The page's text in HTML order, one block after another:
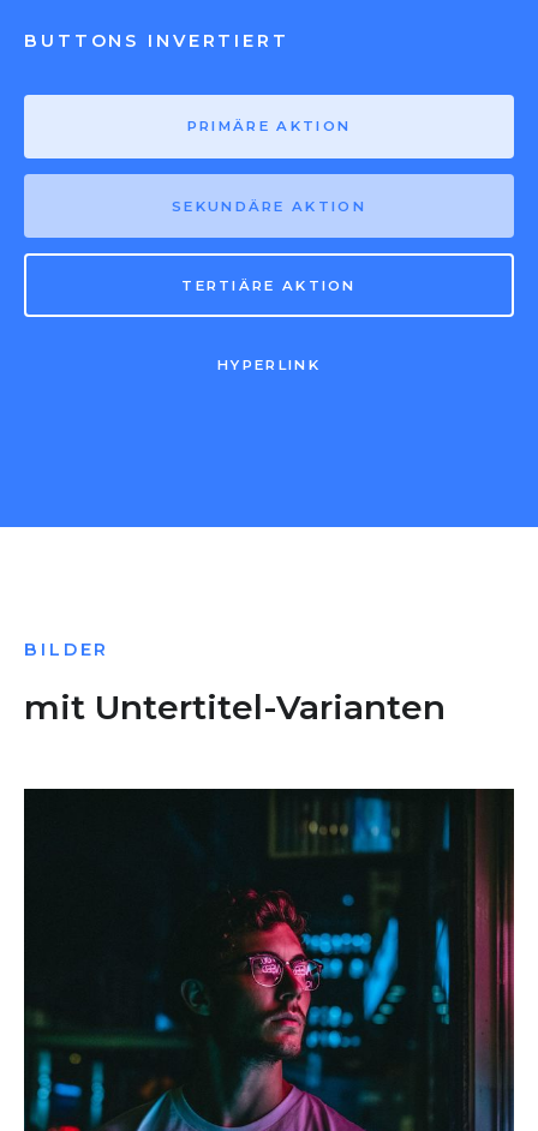
BUTTONS INVERTIERT
PRIMÄRE AKTION
SEKUNDÄRE AKTION
TERTIÄRE AKTION
HYPERLINK
BILDER
mit Untertitel-Varianten